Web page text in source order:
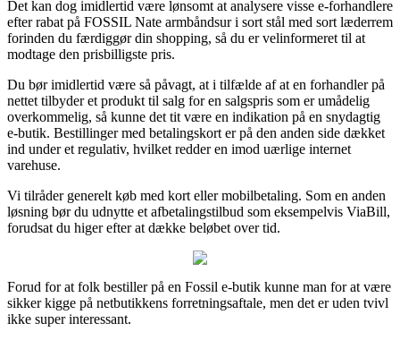
Det kan dog imidlertid være lønsomt at analysere visse e-forhandlere
efter rabat på FOSSIL Nate armbåndsur i sort stål med sort læderrem
forinden du færdiggør din shopping, så du er velinformeret til at
modtage den prisbilligste pris.
Du bør imidlertid være så påvagt, at i tilfælde af at en forhandler på
nettet tilbyder et produkt til salg for en salgspris som er umådelig
overkommelig, så kunne det tit være en indikation på en snydagtig
e-butik. Bestillinger med betalingskort er på den anden side dækket
ind under et regulativ, hvilket redder en imod uærlige internet
varehuse.
Vi tilråder generelt køb med kort eller mobilbetaling. Som en anden
løsning bør du udnytte et afbetalingstilbud som eksempelvis ViaBill,
forudsat du higer efter at dække beløbet over tid.
Forud for at folk bestiller på en Fossil e-butik kunne man for at være
sikker kigge på netbutikkens forretningsaftale, men det er uden tvivl
ikke super interessant.